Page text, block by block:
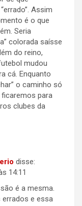
Assim
é o que
Seria
colorada saísse
do reino,
mudou
cá. Enquanto
o caminho só
para
clubes da
disse:
14:11
é a mesma.
errados e essa